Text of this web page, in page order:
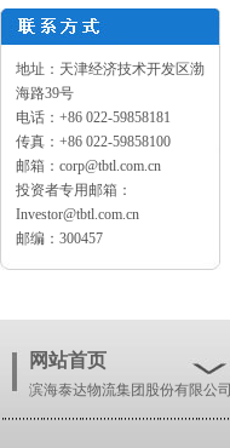
地址：天津经济技术开发区渤
海路39号
电话：+86 022-59858181
传真：+86 022-59858100
邮箱：corp@tbtl.com.cn
投资者专用邮箱：
Investor@tbtl.com.cn
邮编：300457
网站首页
滨海泰达物流集团股份有限公司